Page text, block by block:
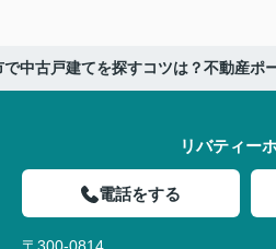
で中古戸建てを探すコツは？不動産ポ
リバティー
電話をする